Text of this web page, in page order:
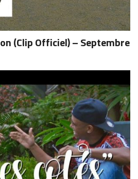
(Clip Officiel) – Septembre